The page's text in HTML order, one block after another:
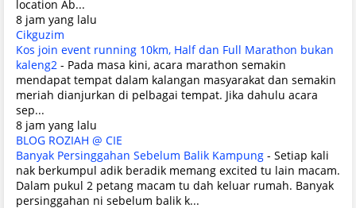
location Ab...
8 jam yang lalu
Cikguzim
Kos join event running 10km, Half dan Full Marathon bukan
kaleng2 - Pada masa kini, acara marathon semakin
mendapat tempat dalam kalangan masyarakat dan semakin
meriah dianjurkan di pelbagai tempat. Jika dahulu acara
sep...
8 jam yang lalu
BLOG ROZIAH @ CIE
Banyak Persinggahan Sebelum Balik Kampung - Setiap kali
nak berkumpul adik beradik memang excited tu lain macam.
Dalam pukul 2 petang macam tu dah keluar rumah. Banyak
persinggahan ni sebelum balik k...